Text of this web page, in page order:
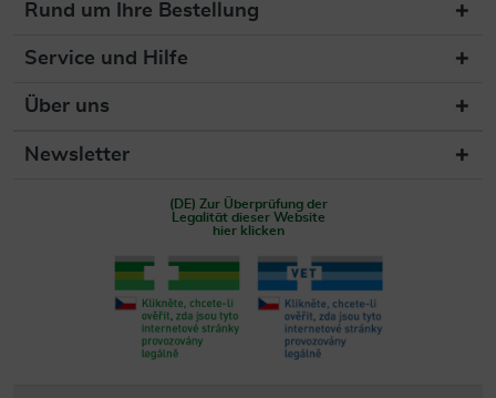
Rund um Ihre Bestellung
Service und Hilfe
Über uns
Newsletter
(DE) Zur Überprüfung der
Legalität dieser Website
hier klicken